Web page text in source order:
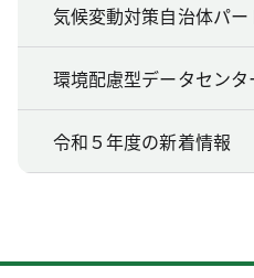
気候変動対策自治体パ
環境配慮型データセンタ
令和５年度の新着情報